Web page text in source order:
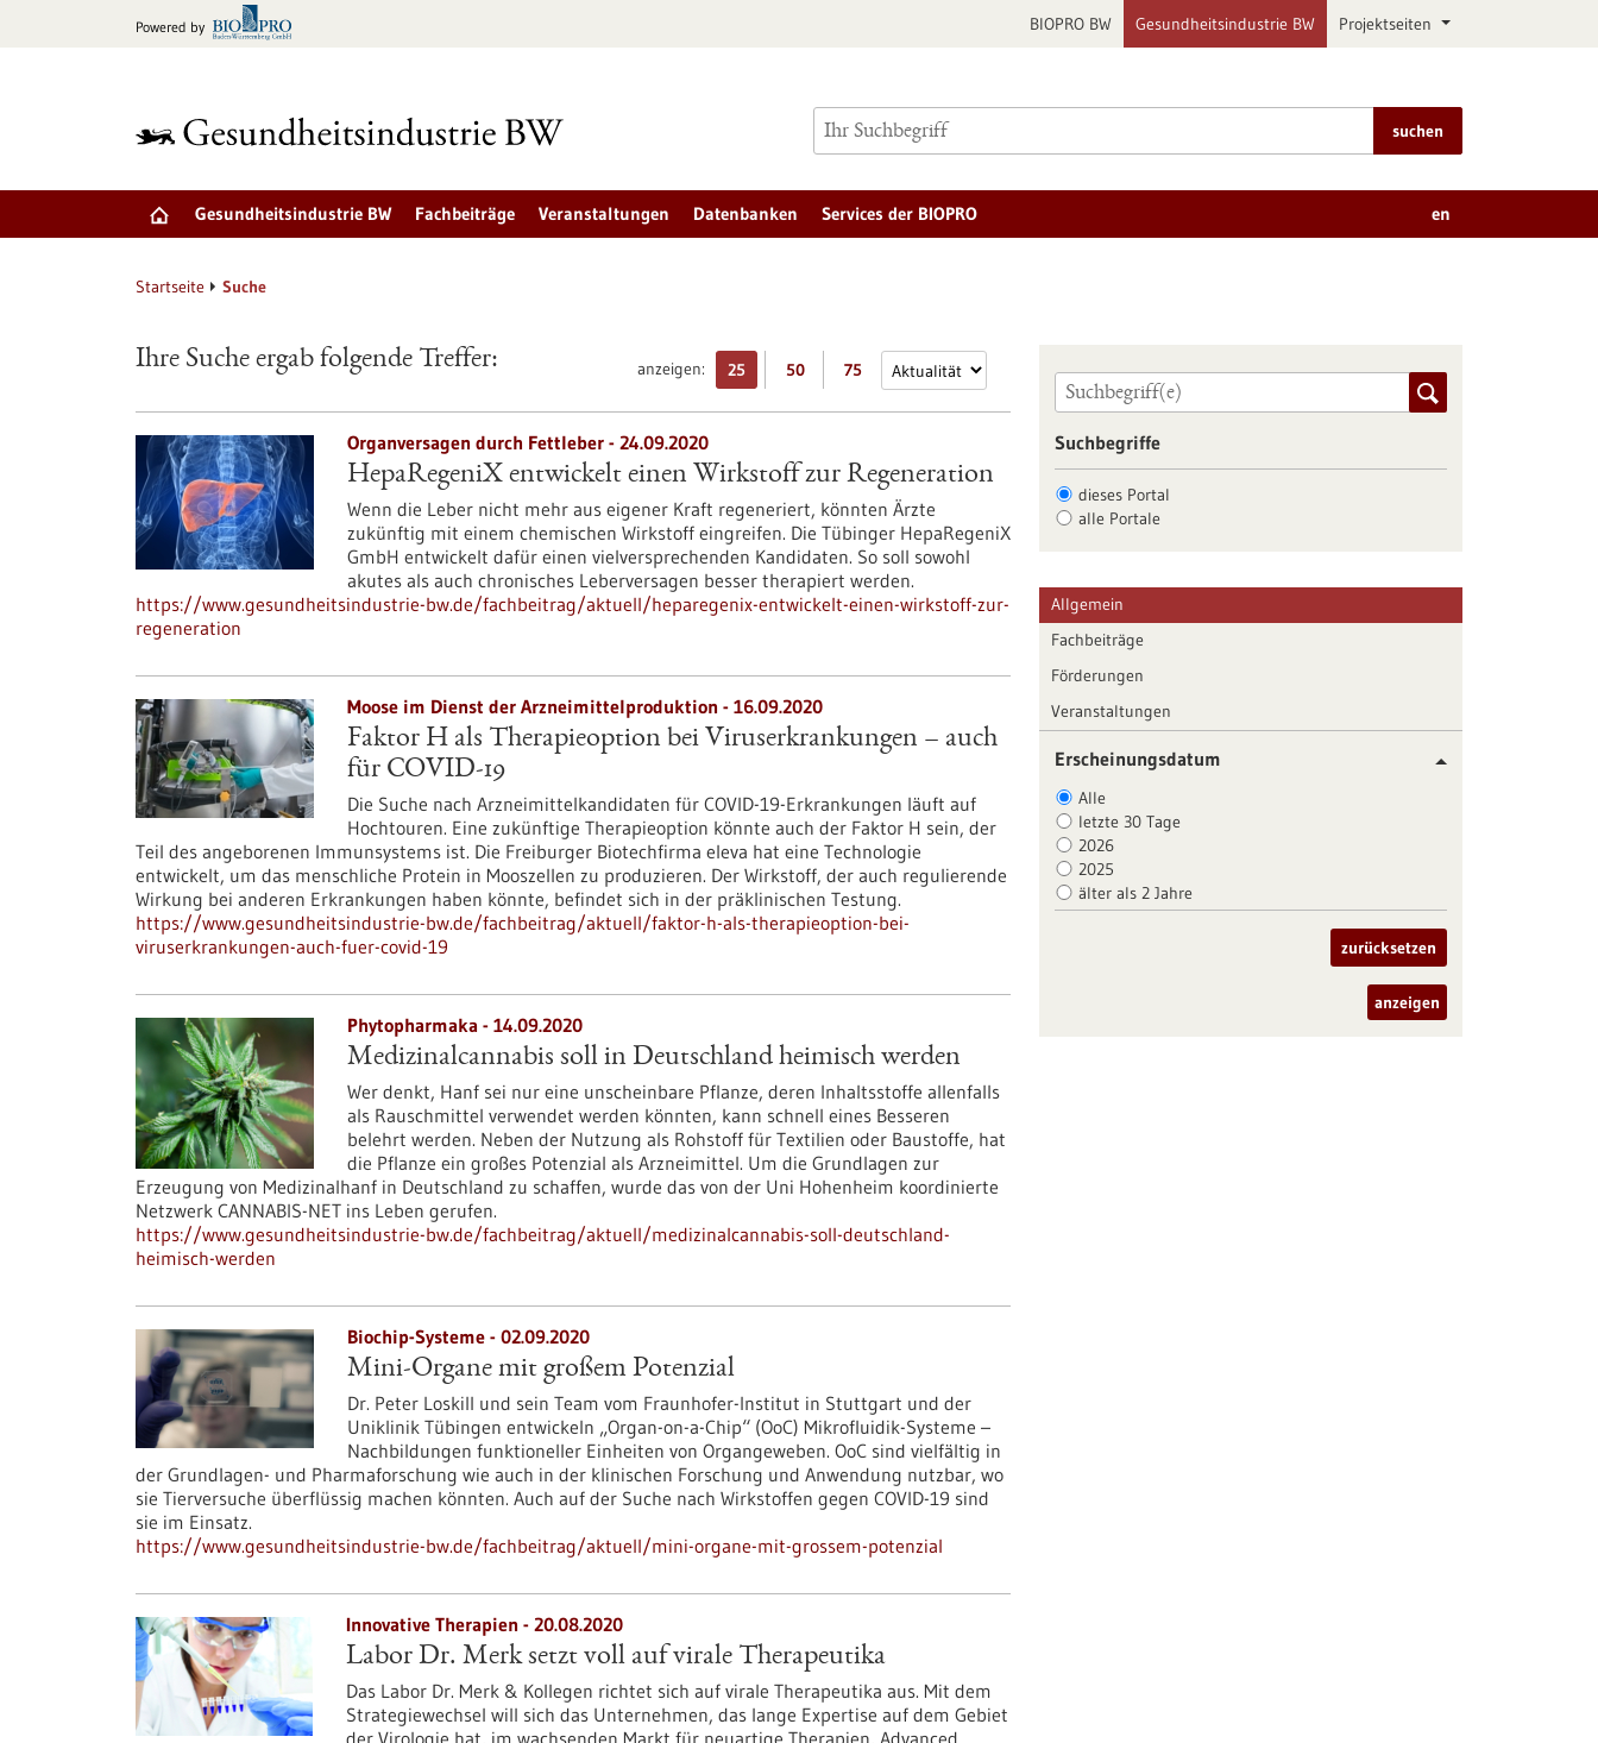
Powered by BIOPRO BW Gesundheitsindustrie BW Projektseiten
suchen
Gesundheitsindustrie BW Fachbeiträge Veranstaltungen Datenbanken Services der BIOPRO en
Startseite Suche
anzeigen: 25 50 75
Ihre Suche ergab folgende Treffer:
Organversagen durch Fettleber - 24.09.2020
HepaRegeniX entwickelt einen Wirkstoff zur Regeneration
Wenn die Leber nicht mehr aus eigener Kraft regeneriert, könnten Ärzte
zukünftig mit einem chemischen Wirkstoff eingreifen. Die Tübinger HepaRegeniX
GmbH entwickelt dafür einen vielversprechenden Kandidaten. So soll sowohl
akutes als auch chronisches Leberversagen besser therapiert werden.
https://www.gesundheitsindustrie-bw.de/fachbeitrag/aktuell/heparegenix-entwickelt-einen-wirkstoff-zur-
regeneration
Moose im Dienst der Arzneimittelproduktion - 16.09.2020
Faktor H als Therapieoption bei Viruserkrankungen – auch
für COVID-19
Die Suche nach Arzneimittelkandidaten für COVID-19-Erkrankungen läuft auf
Hochtouren. Eine zukünftige Therapieoption könnte auch der Faktor H sein, der
Teil des angeborenen Immunsystems ist. Die Freiburger Biotechfirma eleva hat eine Technologie
entwickelt, um das menschliche Protein in Mooszellen zu produzieren. Der Wirkstoff, der auch regulierende
Wirkung bei anderen Erkrankungen haben könnte, befindet sich in der präklinischen Testung.
https://www.gesundheitsindustrie-bw.de/fachbeitrag/aktuell/faktor-h-als-therapieoption-bei-
viruserkrankungen-auch-fuer-covid-19
Phytopharmaka - 14.09.2020
Medizinalcannabis soll in Deutschland heimisch werden
Wer denkt, Hanf sei nur eine unscheinbare Pflanze, deren Inhaltsstoffe allenfalls
als Rauschmittel verwendet werden könnten, kann schnell eines Besseren
belehrt werden. Neben der Nutzung als Rohstoff für Textilien oder Baustoffe, hat
die Pflanze ein großes Potenzial als Arzneimittel. Um die Grundlagen zur
Erzeugung von Medizinalhanf in Deutschland zu schaffen, wurde das von der Uni Hohenheim koordinierte
Netzwerk CANNABIS-NET ins Leben gerufen.
https://www.gesundheitsindustrie-bw.de/fachbeitrag/aktuell/medizinalcannabis-soll-deutschland-
heimisch-werden
Biochip-Systeme - 02.09.2020
Mini-Organe mit großem Potenzial
Dr. Peter Loskill und sein Team vom Fraunhofer-Institut in Stuttgart und der
Uniklinik Tübingen entwickeln „Organ-on-a-Chip“ (OoC) Mikrofluidik-Systeme –
Nachbildungen funktioneller Einheiten von Organgeweben. OoC sind vielfältig in
der Grundlagen- und Pharmaforschung wie auch in der klinischen Forschung und Anwendung nutzbar, wo
sie Tierversuche überflüssig machen könnten. Auch auf der Suche nach Wirkstoffen gegen COVID-19 sind
sie im Einsatz.
https://www.gesundheitsindustrie-bw.de/fachbeitrag/aktuell/mini-organe-mit-grossem-potenzial
Innovative Therapien - 20.08.2020
Labor Dr. Merk setzt voll auf virale Therapeutika
Das Labor Dr. Merk & Kollegen richtet sich auf virale Therapeutika aus. Mit dem
Strategiewechsel will sich das Unternehmen, das lange Expertise auf dem Gebiet
der Virologie hat, im wachsenden Markt für neuartige Therapien, Advanced
Suchbegriffe
dieses Portal
alle Portale
Allgemein
Fachbeiträge
Förderungen
Veranstaltungen
Erscheinungsdatum
Alle
letzte 30 Tage
2026
2025
älter als 2 Jahre
zurücksetzen
anzeigen